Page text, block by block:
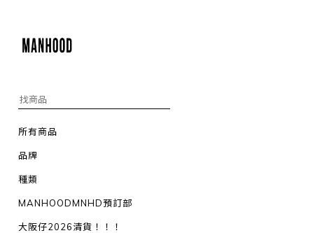
所有商品
品牌
種類
MANHOODMNHD預訂部
大阪仔2026清貨！！！